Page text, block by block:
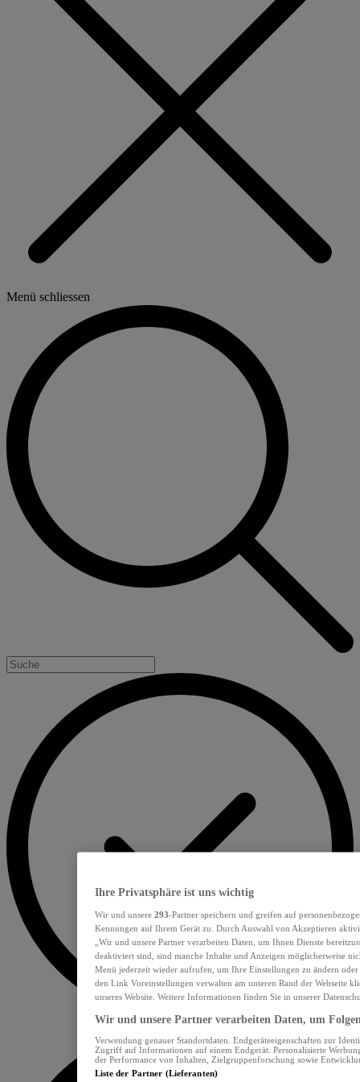
Menü schliessen
Ihre Privatsphäre ist uns wichtig
Wir und unsere 293-Partner speichern und greifen auf
Kennungen auf Ihrem Gerät zu. Durch Auswahl von Akzeptieren
„Wir und unsere Partner verarbeiten Daten, um Ihnen Dienste
deaktiviert sind, sind manche Inhalte und Anzeigen möglicherweise
Menü jederzeit wieder aufrufen, um Ihre Einstellungen zu ändern
den Link Voreinstellungen verwalten am unteren Rand der Webseite
unseres Website. Weitere Informationen finden Sie in unserer
Wir und unsere Partner verarbeiten Daten, um
Verwendung genauer Standortdaten. Endgeräteeigenschaften zur
Zugriff auf Informationen auf einem Endgerät. Personalisierte
der Performance von Inhalten, Zielgruppenforschung sowie
Liste der Partner (Lieferanten)